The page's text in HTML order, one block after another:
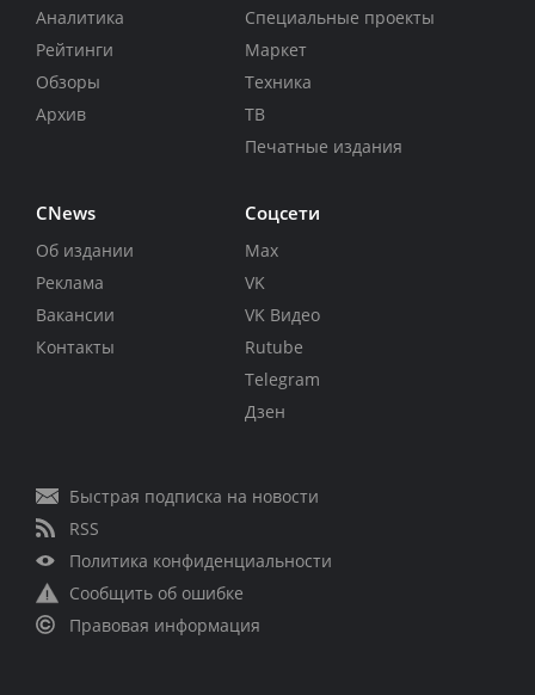
Аналитика
Рейтинги
Обзоры
Архив
Специальные проекты
Маркет
Техника
ТВ
Печатные издания
CNews
Об издании
Реклама
Вакансии
Контакты
Соцсети
Max
VK
VK Видео
Rutube
Telegram
Дзен
Быстрая подписка на новости
RSS
Политика конфиденциальности
Сообщить об ошибке
Правовая информация